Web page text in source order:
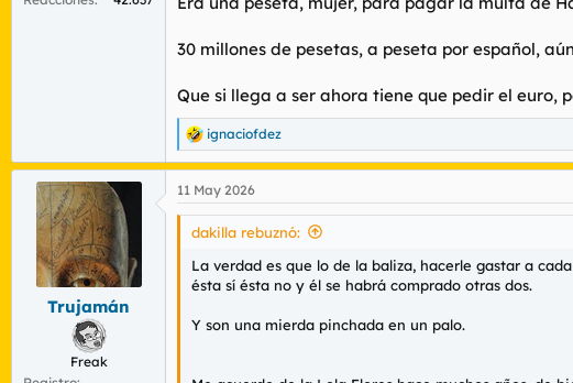
30 millones de pesetas, a peseta por español,
Que si llega a ser ahora tiene que pedir el euro,
R
e
a
c
c
e
ignaciofdez
Trujamán
Freak
11 May 2026
dakilla rebuznó:
La verdad es que lo de la baliza, hacerle gastar a
ésta sí ésta no y él se habrá comprado otras dos.
Y son una mierda pinchada en un palo.